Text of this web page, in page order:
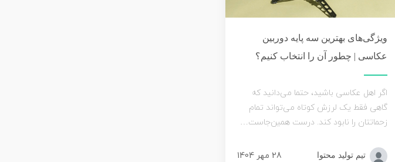
ویژگی‌های بهترین سه پایه دوربین
عکاسی | چطور آن را انتخاب کنیم؟
اگر اهل عکاسی باشید، حتما می‌دانید که
گاهی فقط یک لرزش کوتاه می‌تواند تمام
زحماتتان را نابود کند. درست همین‌جاست…
تیم تولید محتوا 28 مهر 1404